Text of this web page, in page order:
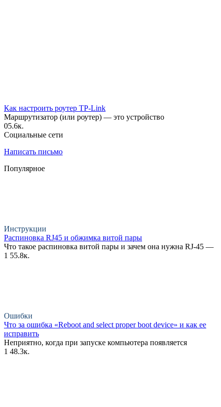
Как настроить роутер TP-Link
Маршрутизатор (или роутер) — это устройство
05.6к.
Социальные сети
Написать письмо
Популярное
Инструкции
Распиновка RJ45 и обжимка витой пары
Что такое распиновка витой пары и зачем она нужна RJ-45 —
1 55.8к.
Ошибки
Что за ошибка «Reboot and select proper boot device» и как ее
исправить
Неприятно, когда при запуске компьютера появляется
1 48.3к.